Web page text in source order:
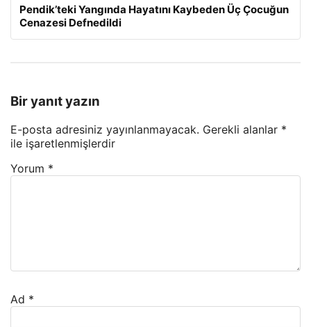
Pendik’teki Yangında Hayatını Kaybeden Üç Çocuğun
Cenazesi Defnedildi
Bir yanıt yazın
E-posta adresiniz yayınlanmayacak. Gerekli alanlar *
ile işaretlenmişlerdir
Yorum *
Ad *